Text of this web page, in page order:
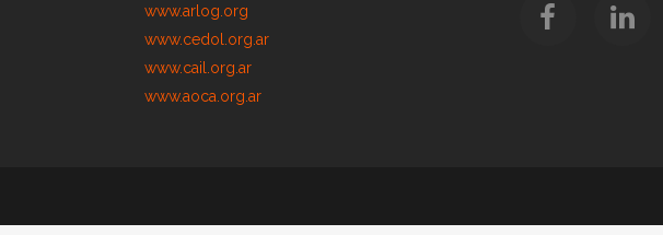
www.arlog.org
www.cedol.org.ar
www.cail.org.ar
www.aoca.org.ar